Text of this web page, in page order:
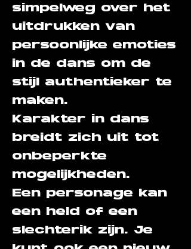
simpelweg over het
uitdrukken van
persoonlijke emoties
in de dans om de
stijl authentieker te
maken.
Karakter in dans
breidt zich uit tot
onbeperkte
mogelijkheden.
Een personage kan
een held of een
slechterik zijn. Je